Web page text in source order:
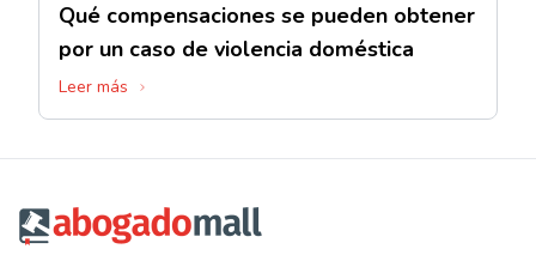
Qué compensaciones se pueden obtener
por un caso de violencia doméstica
Leer más